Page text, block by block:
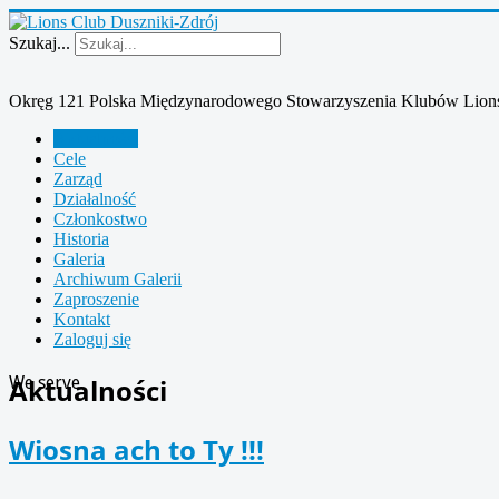
Szukaj...
Okręg 121 Polska Międzynarodowego Stowarzyszenia Klubów
Cele
Zarząd
Działalność
Członkostwo
Historia
Galeria
Archiwum Galerii
Zaproszenie
Kontakt
Zaloguj się
We serve
Aktualności
Wiosna ach to Ty !!!